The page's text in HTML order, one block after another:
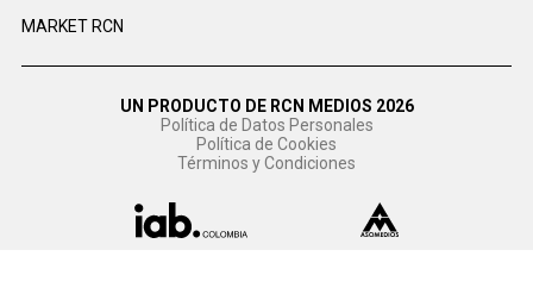
MARKET RCN
UN PRODUCTO DE RCN MEDIOS 2026
Política de Datos Personales
Política de Cookies
Términos y Condiciones